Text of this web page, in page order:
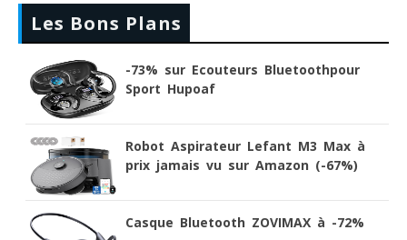
Les Bons Plans
-73% sur Ecouteurs Bluetoothpour
Sport Hupoaf
Robot Aspirateur Lefant M3 Max à
prix jamais vu sur Amazon (-67%)
Casque Bluetooth ZOVIMAX à -72%